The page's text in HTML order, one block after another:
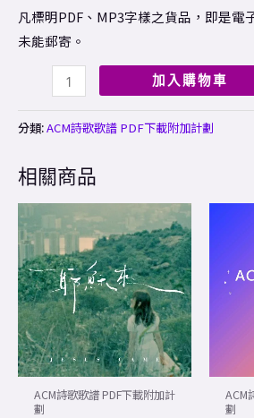
凡標明PDF、MP3字樣之貨品，即是電
未能郵寄。
加入購物車
分類:ACM詩歌歌譜 PDF下載附加計劃
相關商品
ACM詩歌歌譜 PDF下載附加計
劃
ACM
劃